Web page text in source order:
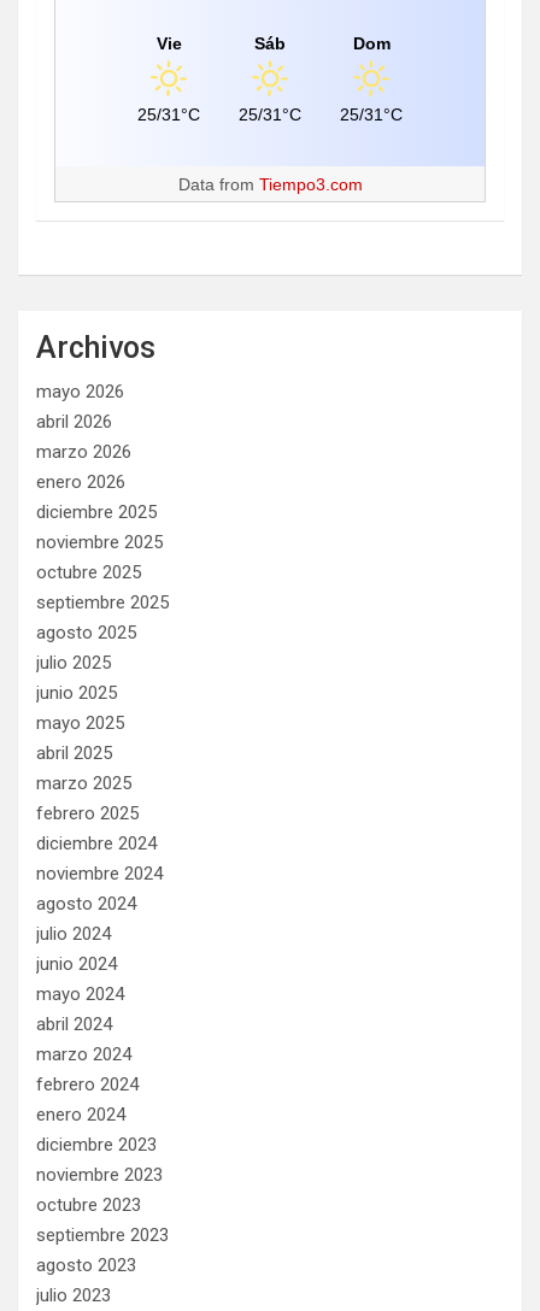
Vie
25/31°C
Sáb
25/31°C
Dom
25/31°C
Data from Tiempo3.com
Archivos
mayo 2026
abril 2026
marzo 2026
enero 2026
diciembre 2025
noviembre 2025
octubre 2025
septiembre 2025
agosto 2025
julio 2025
junio 2025
mayo 2025
abril 2025
marzo 2025
febrero 2025
diciembre 2024
noviembre 2024
agosto 2024
julio 2024
junio 2024
mayo 2024
abril 2024
marzo 2024
febrero 2024
enero 2024
diciembre 2023
noviembre 2023
octubre 2023
septiembre 2023
agosto 2023
julio 2023